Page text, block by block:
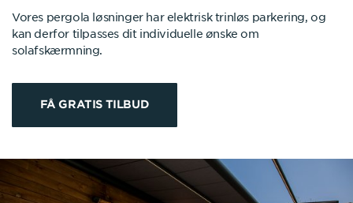
Vores pergola løsninger har elektrisk trinløs parkering, og
kan derfor tilpasses dit individuelle ønske om
solafskærmning.
FÅ GRATIS TILBUD